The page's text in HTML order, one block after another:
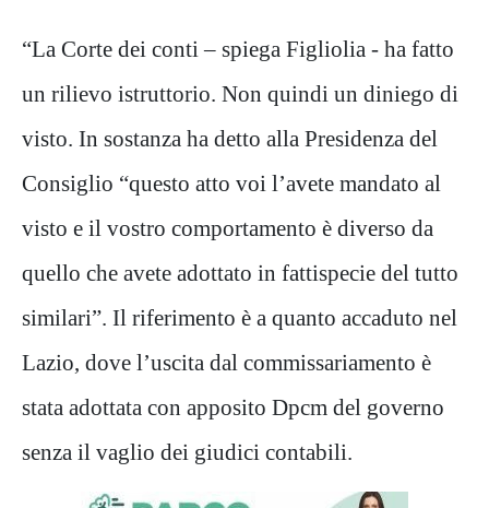
“La Corte dei conti – spiega Figliolia - ha fatto
un rilievo istruttorio. Non quindi un diniego di
visto. In sostanza ha detto alla Presidenza del
Consiglio “questo atto voi l’avete mandato al
visto e il vostro comportamento è diverso da
quello che avete adottato in fattispecie del tutto
similari”. Il riferimento è a quanto accaduto nel
Lazio, dove l’uscita dal commissariamento è
stata adottata con apposito Dpcm del governo
senza il vaglio dei giudici contabili.